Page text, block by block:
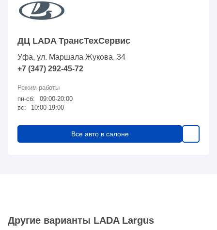
ДЦ LADA ТрансТехСервис
Уфа, ул. Маршала Жукова, 34
+7 (347) 292-45-72
пн-сб:
09:00-20:00
вс:
10:00-19:00
Все авто в салоне
Другие варианты LADA Largus